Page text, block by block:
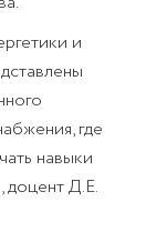
и
где
навыки
доцент Д.Е.